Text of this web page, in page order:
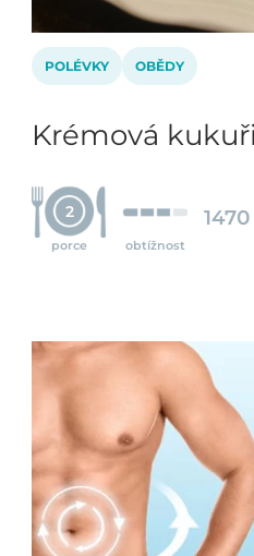
POLÉVKY OBĚDY
Krémová
2
porce obtížnost